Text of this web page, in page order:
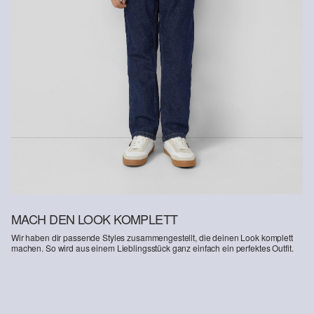
Kunden haben nach Erhalt der Ware 30 Tage Zeit, um ihre Artikel
Weitere Informationen sind unserer „ Hilfe & FAQ
HIERonline anmelden.
MACH DEN LOOK KOMPLETT
Wir haben dir passende Styles zusammengestellt, die deinen Look komplett
machen. So wird aus einem Lieblingsstück ganz einfach ein perfektes Outfit.